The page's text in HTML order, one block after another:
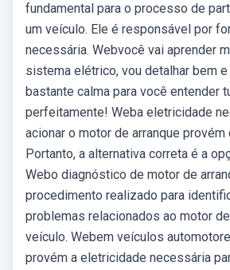
fundamental para o processo de
um veículo. Ele é responsável por
necessária. Webvocê vai aprender
sistema elétrico, vou detalhar bem
bastante calma para você entender
perfeitamente! Weba eletricidade
acionar o motor de arranque provém
Portanto, a alternativa correta é a
Webo diagnóstico de motor de
procedimento realizado para
problemas relacionados ao motor
veículo. Webem veículos
provém a eletricidade necessária